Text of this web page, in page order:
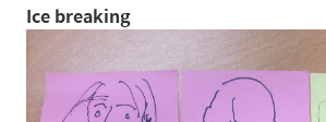
Ice breaking